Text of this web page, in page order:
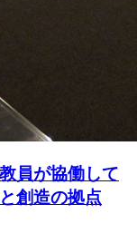
員が協働して
創造の拠点